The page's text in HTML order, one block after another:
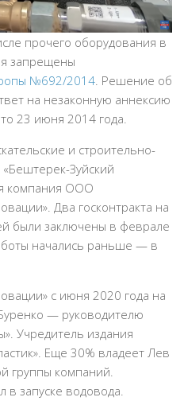
прочего оборудования в
запрещены
№692/2014 . Решение об
на незаконную аннексию
23 июня 2014 года.
и строительно-
Зуйский
компания ООО
Два госконтракта на
были заключены в феврале
начались раньше — в
с июня 2020 года на
— руководителю
Учредитель издания
Еще 30% владеет Лев
группы компаний.
в запуске водовода.